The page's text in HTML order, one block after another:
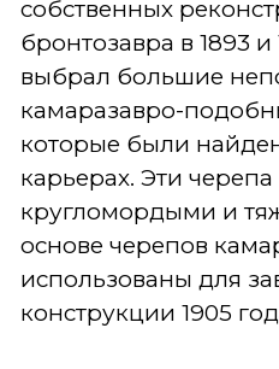
собственных
бронтозавра в 1893
выбрал большие
камаразавро-
которые были
карьерах. Эти
кругломордыми и
основе черепов
использованы для
конструкции 1905